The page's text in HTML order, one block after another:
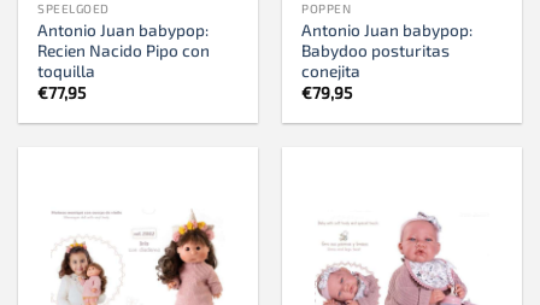
SPEELGOED
Antonio Juan babypop:
Recien Nacido Pipo con
toquilla
€77,95
POPPEN
Antonio Juan babypop:
Babydoo posturitas
conejita
€79,95